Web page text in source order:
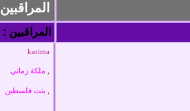
المراقبين
المراقبين : 3
karima
, ملكة زماني
, بنت فلسطين